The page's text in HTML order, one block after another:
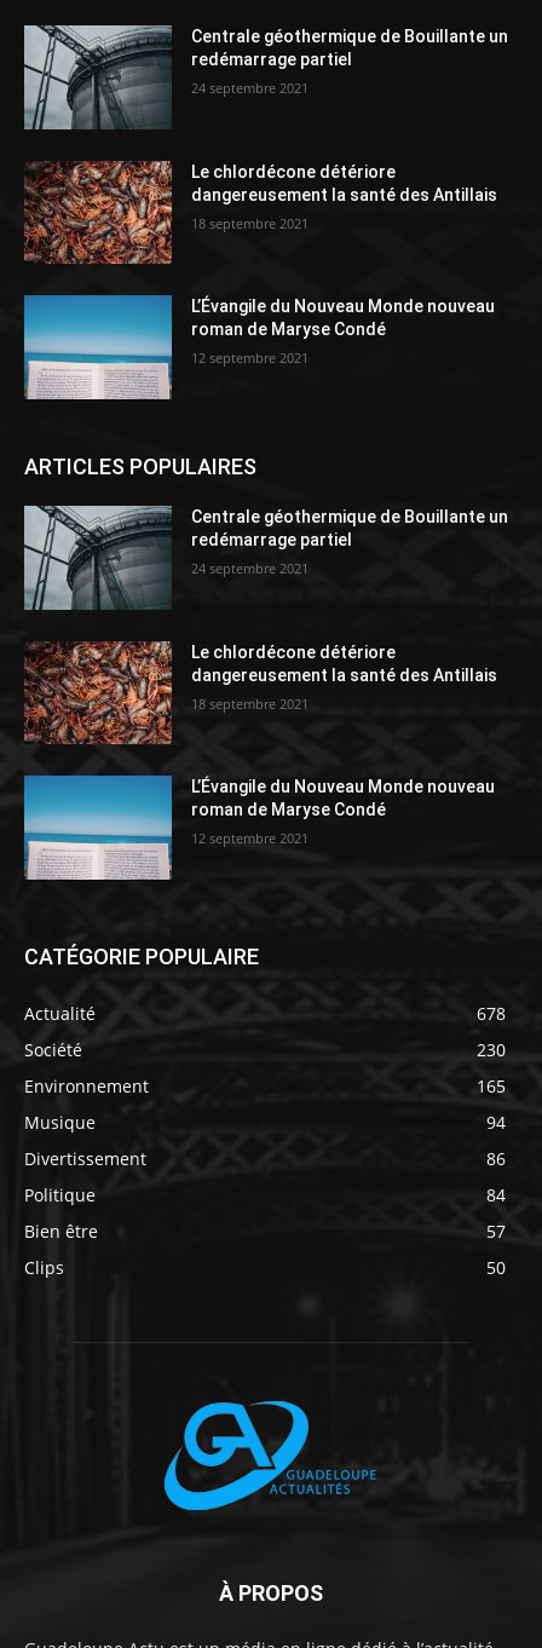
Centrale géothermique de Bouillante un
redémarrage partiel
24 septembre 2021
Le chlordécone détériore
dangereusement la santé des Antillais
18 septembre 2021
L’Évangile du Nouveau Monde nouveau
roman de Maryse Condé
12 septembre 2021
ARTICLES POPULAIRES
Centrale géothermique de Bouillante un
redémarrage partiel
24 septembre 2021
Le chlordécone détériore
dangereusement la santé des Antillais
18 septembre 2021
L’Évangile du Nouveau Monde nouveau
roman de Maryse Condé
12 septembre 2021
CATÉGORIE POPULAIRE
Actualité
678
Société
230
Environnement
165
Musique
94
Divertissement
86
Politique
84
Bien être
57
Clips
50
À PROPOS